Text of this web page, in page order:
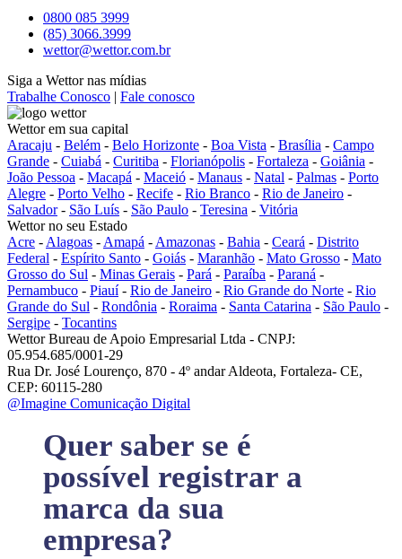
0800 085 3999
(85) 3066.3999
wettor@wettor.com.br
Siga a Wettor nas mídias
Trabalhe Conosco | Fale conosco
Wettor em sua capital
Aracaju - Belém - Belo Horizonte - Boa Vista - Brasília - Campo
Grande - Cuiabá - Curitiba - Florianópolis - Fortaleza - Goiânia -
João Pessoa - Macapá - Maceió - Manaus - Natal - Palmas - Porto
Alegre - Porto Velho - Recife - Rio Branco - Rio de Janeiro -
Salvador- São Luís - São Paulo - Teresina - Vitória
Wettor no seu Estado
Acre - Alagoas - Amapá - Amazonas - Bahia - Ceará - Distrito
Federal - Espírito Santo - Goiás - Maranhão - Mato Grosso - Mato
Grosso do Sul - Minas Gerais - Pará - Paraíba - Paraná -
Pernambuco - Piauí- Rio de Janeiro - Rio Grande do Norte - Rio
Grande do Sul - Rondônia - Roraima - Santa Catarina - São Paulo -
Sergipe - Tocantins
Wettor Bureau de Apoio Empresarial Ltda - CNPJ:
05.954.685/0001-29
Rua Dr. José Lourenço, 870 - 4º andar Aldeota, Fortaleza- CE,
CEP: 60115-280
@Imagine Comunicação Digital
Quer saber se é
possível registrar a
marca da sua
empresa?